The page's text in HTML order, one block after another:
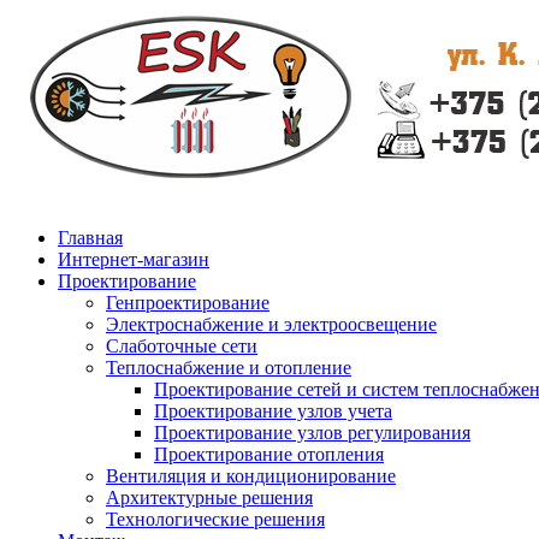
Главная
Интернет-магазин
Проектирование
Генпроектирование
Электроснабжение и электроосвещение
Слаботочные сети
Теплоснабжение и отопление
Проектирование сетей и систем
Проектирование узлов учета
Проектирование узлов регулирования
Проектирование отопления
Вентиляция и кондиционирование
Архитектурные решения
Технологические решения